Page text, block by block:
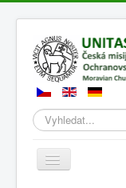
Hledat
Přepnout
navigaci